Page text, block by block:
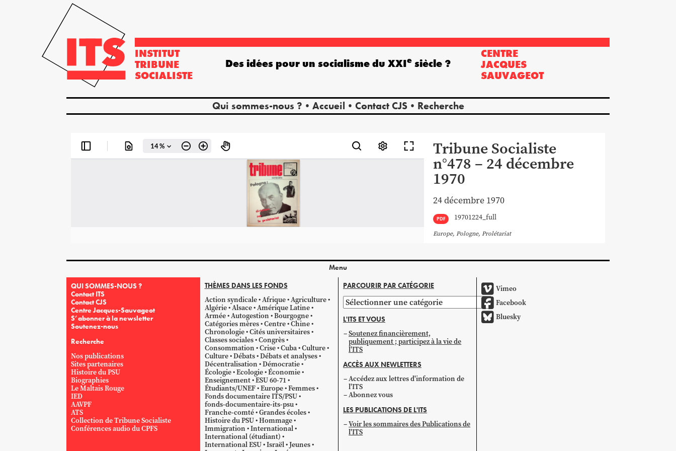
INSTITUT
TRIBUNE
SOCIALISTE
CENTRE
JACQUES
SAUVAGEOT
Qui sommes-nous ? Accueil Contact CJS Recherche
Des idées pour un socialisme du XXIe siècle ?
Tribune Socialiste
n°478 – 24 décembre
1970
24 décembre 1970
PDF 19701224_full
Europe, Pologne, Prolétariat
Menu
QUI SOMMES-NOUS ?
Contact ITS
Contact CJS
Centre Jacques-Sauvageot
S’abonner à la newsletter
Soutenez-nous
Recherche
Nos publications
Sites partenaires
Histoire du PSU
Biographies
Le Maltais Rouge
IED
AAVPF
ATS
Collection de Tribune Socialiste
Conférences audio du CPFS
THÈMES DANS LES FONDS
Action syndicale Afrique Agriculture
Algérie Alsace Amérique Latine
Armée Autogestion Bourgogne
Catégories mères Centre Chine
Chronologie Cités universitaires
Classes sociales Congrès
Consommation Crise Cuba Culture
Culture Débats Débats et analyses
Décentralisation Démocratie
Écologie Ecologie Économie
Enseignement ESU 60-71
Étudiants/UNEF Europe Femmes
Fonds documentaire ITS/PSU
fonds-documentaire-its-psu
Franche-comté Grandes écoles
Histoire du PSU Hommage
Immigration International
International (étudiant)
International ESU Israël Jeunes
PARCOURIR PAR CATÉGORIE
Parcourir
par
catégorie
L'ITS ET VOUS
Soutenez financièrement,
publiquement ; participez à la vie de
l'ITS
ACCÈS AUX NEWLETTERS
Accédez aux lettres d'information de
l'ITS
Abonnez vous
LES PUBLICATIONS DE L'ITS
Voir les sommaires des Publications de
l'ITS
Vimeo
Facebook
Bluesky